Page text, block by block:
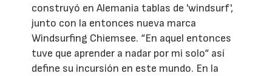
construyó en Alemania tablas de 'windsurf',
junto con la entonces nueva marca
Windsurfing Chiemsee. “En aquel entonces
tuve que aprender a nadar por mi solo“ así
define su incursión en este mundo. En la